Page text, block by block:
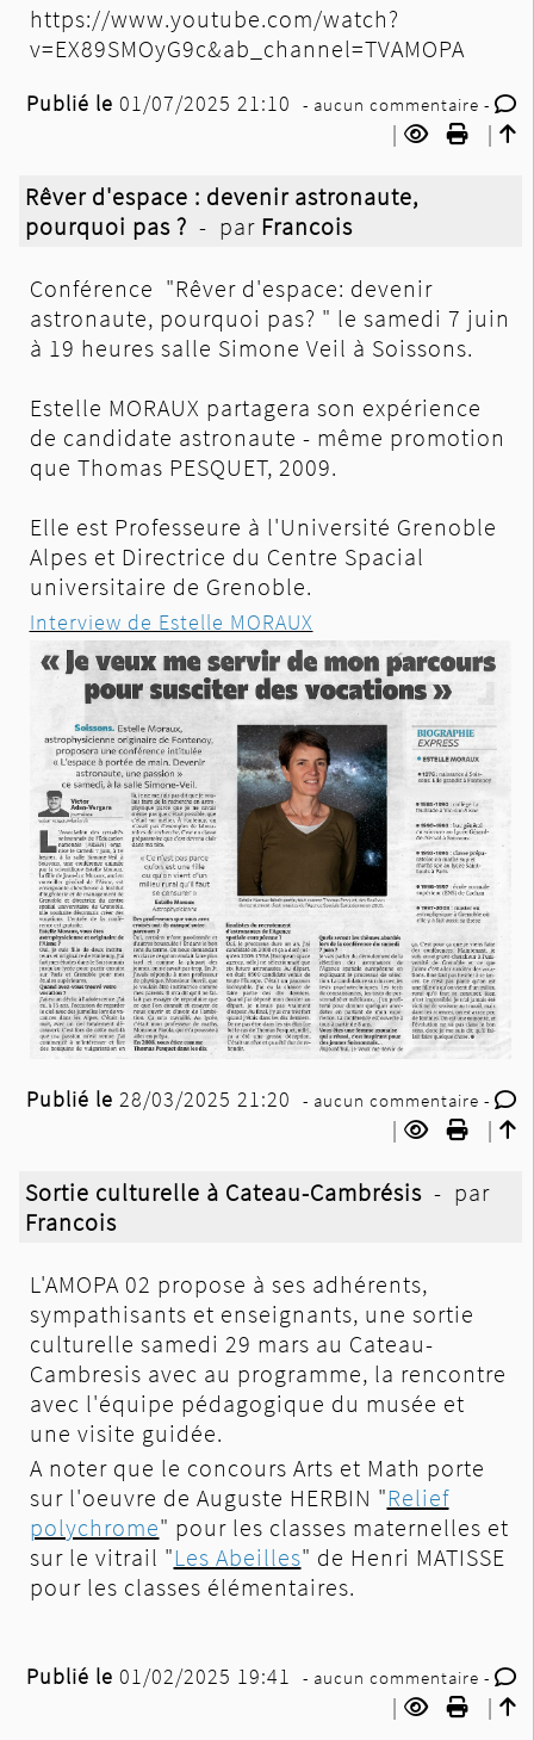
https://www.youtube.com/watch?
v=EX89SMOyG9c&ab_channel=TVAMOPA
Publié le 01/07/2025 21:10 - aucun commentaire -
| |
Rêver d'espace : devenir astronaute,
pourquoi pas ? - par Francois
Conférence "Rêver d'espace: devenir
astronaute, pourquoi pas? " le samedi 7 juin
à 19 heures salle Simone Veil à Soissons.
Estelle MORAUX partagera son expérience
de candidate astronaute - même promotion
que Thomas PESQUET, 2009.
Elle est Professeure à l'Université Grenoble
Alpes et Directrice du Centre Spacial
universitaire de Grenoble.
Interview de Estelle MORAUX
Publié le 28/03/2025 21:20 - aucun commentaire -
| |
Sortie culturelle à Cateau-Cambrésis - par
Francois
L'AMOPA 02 propose à ses adhérents,
sympathisants et enseignants, une sortie
culturelle samedi 29 mars au Cateau-
Cambresis avec au programme, la rencontre
avec l'équipe pédagogique du musée et
une visite guidée.
A noter que le concours Arts et Math porte
sur l'oeuvre de Auguste HERBIN "Relief
polychrome" pour les classes maternelles et
sur le vitrail "Les Abeilles" de Henri MATISSE
pour les classes élémentaires.
Publié le 01/02/2025 19:41 - aucun commentaire -
| |